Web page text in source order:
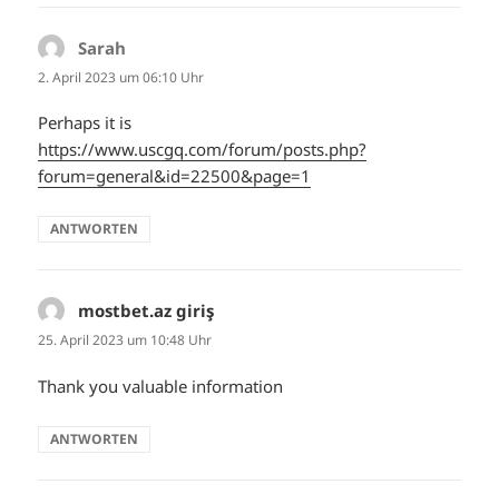
Sarah
2. April 2023 um 06:10 Uhr
Perhaps it is
https://www.uscgq.com/forum/posts.php?
forum=general&id=22500&page=1
ANTWORTEN
mostbet.az giriş
25. April 2023 um 10:48 Uhr
Thank you valuable information
ANTWORTEN